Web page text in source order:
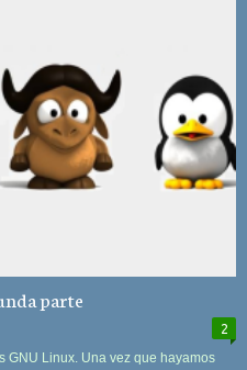
parte
2
GNU Linux. Una vez que hayamos